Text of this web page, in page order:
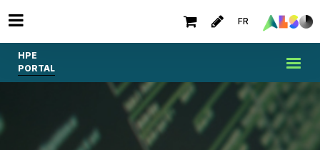
FR
HPE
PORTAL